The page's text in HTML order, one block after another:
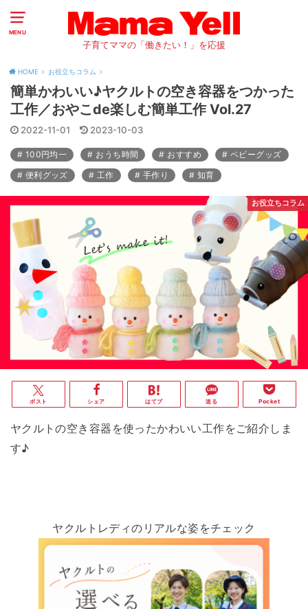
MENU
子育てママの「働きたい！」を応援
HOME お役立ちコラム
簡単かわいい♪ヤクルトの空き容器をつかった
工作／おやこde楽しむ簡単工作 Vol.27
2022-11-01 2023-10-03
100円均一 おうち時間 おすすめ
ベビーグッズ
便利グッズ
工作 手作り 知育
お役立ちコラム
ポスト シェア はてブ 送る Pocket
ヤクルトの空き容器を使ったかわいい工作をご紹介しま
す♪
ヤクルトレディのリアルな姿をチェック